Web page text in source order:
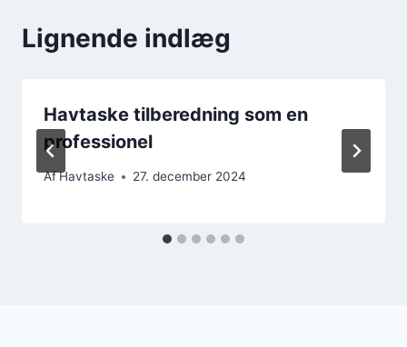
Lignende indlæg
Havtaske tilberedning som en
professionel
AfHavtaske 27. december 2024